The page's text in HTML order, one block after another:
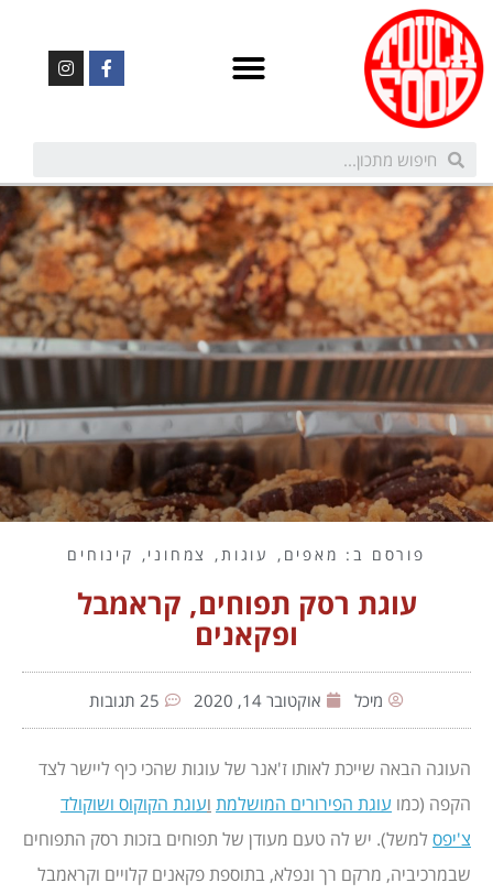
פורסם ב: מאפים , עוגות, צמחוני, קינוחים
עוגת רסק תפוחים, קראמבל
ופקאנים
מיכל אוקטובר 14, 2020 25 תגובות
העוגה הבאה שייכת לאותו ז'אנר של עוגות שהכי כיף ליישר לצד
הקפה (כמו עוגת הפירורים המושלמת ועוגת הקוקוס ושוקולד
צ'יפס למשל). יש לה טעם מעודן של תפוחים בזכות רסק התפוחים
שבמרכיביה, מרקם רך ונפלא, בתוספת פקאנים קלויים וקראמבל